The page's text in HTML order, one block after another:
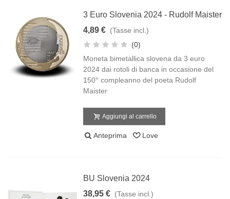
3 Euro Slovenia 2024 - Rudolf Maister
4,89 € (Tasse incl.)
(0)
Moneta bimetallica slovena da 3 euro
2024 dai rotoli di banca in occasione del
150° compleanno del poeta Rudolf
Maister
Aggiungi al carrello
Anteprima Love
BU Slovenia 2024
38,95 € (Tasse incl.)